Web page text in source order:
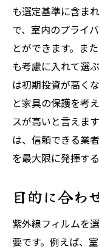
も選定基準に含ま
で、室内のプライ
とができます。ま
も考慮に入れて選
は初期投資が高く
と家具の保護を考
スが高いと言えま
は、信頼できる業
を最大限に発揮す
目的に合わ
紫外線フィルムを
要です。例えば、